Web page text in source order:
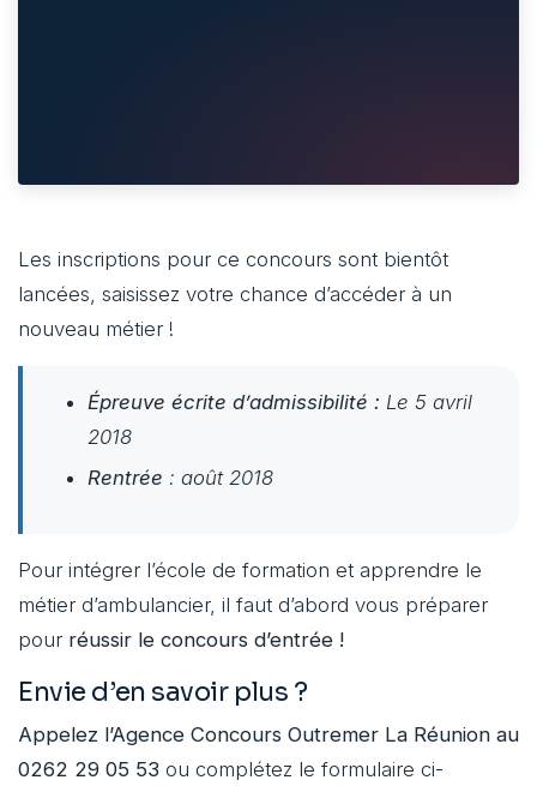
Les inscriptions pour ce concours sont bientôt
lancées, saisissez votre chance d’accéder à un
nouveau métier !
Épreuve écrite d’admissibilité : Le 5 avril
2018
Rentrée : août 2018
Pour intégrer l’école de formation et apprendre le
métier d’ambulancier, il faut d’abord vous préparer
pour réussir le concours d’entrée !
Envie d’en savoir plus ?
Appelez l’Agence Concours Outremer La Réunion au
0262 29 05 53 ou complétez le formulaire ci-